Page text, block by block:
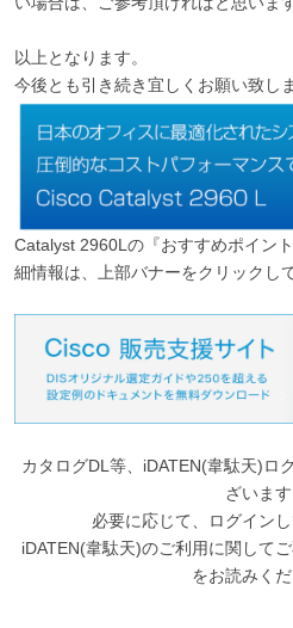
以上となります。
今後とも引き続き宜しくお願い致しま
Catalyst 2960Lの『おすすめポイン
細情報は、上部バナーをクリックし
カタログDL等、iDATEN(韋駄天)ロ
ざいます
必要に応じて、ログイン
iDATEN(韋駄天)のご利用に関して
をお読みくだ